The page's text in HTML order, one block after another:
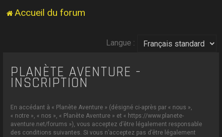
Accueil du forum
Langue :
PLANÈTE AVENTURE -
INSCRIPTION
En accédant à « Planète Aventure » (désigné ci-après par « nous »,
« notre », « nos », « Planète Aventure » et « https://www.planete-
aventure.net/forums »), vous acceptez d’être légalement responsable
des conditions suivantes. Si vous n’acceptez pas d’être légalement